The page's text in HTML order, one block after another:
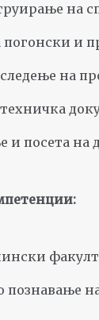
на
и
на
и посета на
познавање